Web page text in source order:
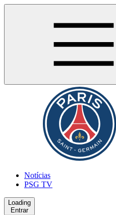
Notícias
PSG TV
Loading
Entrar